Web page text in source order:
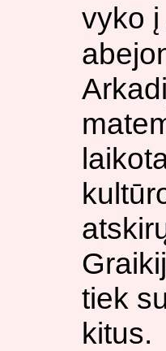
vyko
tiek
kitus.